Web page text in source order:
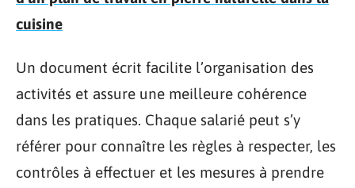
cuisine
Un document écrit facilite l’organisation des
activités et assure une meilleure cohérence
dans les pratiques. Chaque salarié peut s’y
référer pour connaître les règles à respecter, les
contrôles à effectuer et les mesures à prendre